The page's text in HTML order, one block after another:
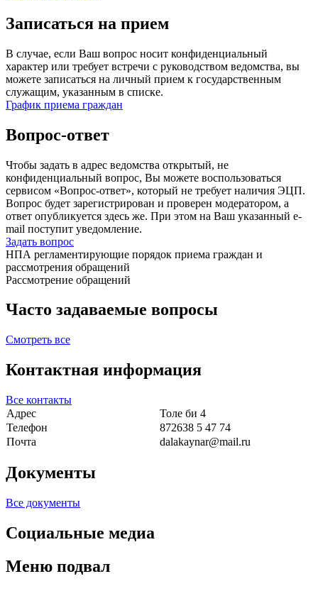
Записаться на прием
В случае, если Ваш вопрос носит конфиденциальный
характер или требует встречи с руководством ведомства, вы
можете записаться на личный прием к государственным
служащим, указанным в списке.
График приема граждан
Вопрос-ответ
Чтобы задать в адрес ведомства открытый, не
конфиденциальный вопрос, Вы можете воспользоваться
сервисом «Вопрос-ответ», который не требует наличия ЭЦП.
Вопрос будет зарегистрирован и проверен модератором, а
ответ опубликуется здесь же. При этом на Ваш указанный e-
mail поступит уведомление.
Задать вопрос
НПА регламентирующие порядок приема граждан и
рассмотрения обращений
Рассмотрение обращений
Часто задаваемые вопросы
Смотреть все
Контактная информация
Все контакты
Адрес
Толе би 4
Телефон
872638 5 47 74
Почта
dalakaynar@mail.ru
Документы
Все документы
Социальные медиа
Меню подвал